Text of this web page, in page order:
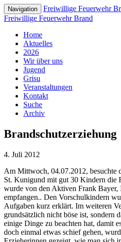
Navigation
Freiwillige Feuerwehr
Freiwillige Feuerwehr Brand
Home
Aktuelles
2026
Wir über uns
Jugend
Grisu
Veranstaltungen
Kontakt
Suche
Archiv
Brandschutzerziehung
4. Juli 2012
Am Mittwoch, 04.07.2012, besuchte
St. Kunigund mit gut 30 Kindern die
wurde von den Aktiven Frank
empfangen.. Den Vorschulkindern
Aufgaben kurz erklärt. Im weiteren
grundsätzlich nicht böse ist, sondern
einige Dinge zu beachten hat, damit
doch einmal etwas schief gehen,